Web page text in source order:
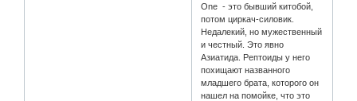
One - это бывший китобой,
потом циркач-силовик.
Недалекий, но мужественный
и честный. Это явно
Азиатида. Рептоиды у него
похищают названного
младшего брата, которого он
нашел на помойке, что это